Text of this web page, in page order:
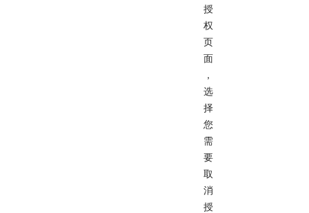
授
权
页
面
，
选
择
您
需
要
取
消
授